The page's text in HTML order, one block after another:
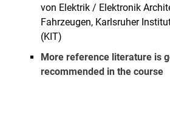
von Elektrik / Elektronik
Fahrzeugen, Karlsruher
(KIT)
More reference literature is
recommended in the course